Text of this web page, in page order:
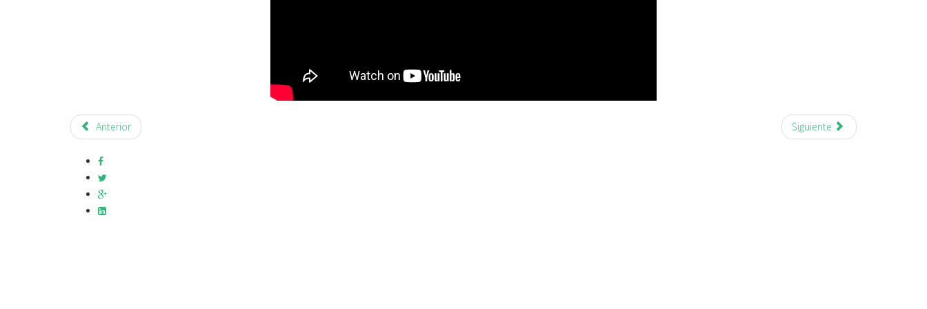
Anterior Siguiente